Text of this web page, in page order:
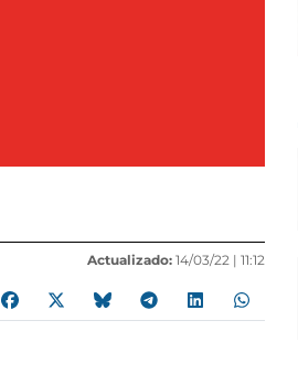
Actualizado: 14/03/22 | 11:12